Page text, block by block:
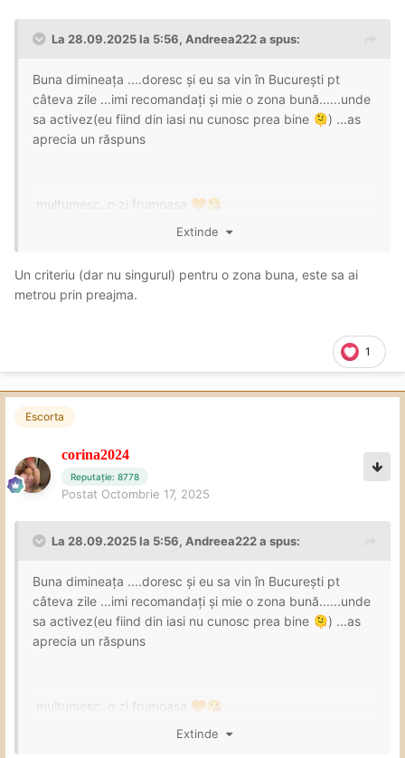
La 28.09.2025 la 5:56, Andreea222a spus:
Buna dimineața ....doresc și eu sa vin în București pt
câteva zile ...imi recomandați și mie o zona bună......unde
sa activez(eu fiind din iasi nu cunosc prea bine 🫠) ...as
aprecia un răspuns
.mulțumesc..o zi frumoasa 🧡😘
Extinde
Un criteriu (dar nu singurul) pentru o zona buna, este sa ai
metrou prin preajma.
1
Escorta
corina2024
Reputație: 8778
Postat Octombrie 17, 2025
La 28.09.2025 la 5:56, Andreea222a spus:
Buna dimineața ....doresc și eu sa vin în București pt
câteva zile ...imi recomandați și mie o zona bună......unde
sa activez(eu fiind din iasi nu cunosc prea bine 🫠) ...as
aprecia un răspuns
.mulțumesc..o zi frumoasa 🧡😘
Extinde